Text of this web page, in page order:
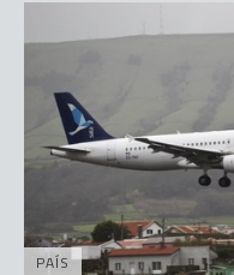
PAÍS